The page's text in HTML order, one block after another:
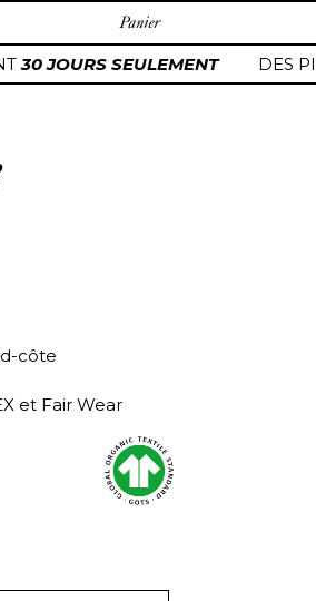
Panier
30 JOURS SEULEMENT DES
côte
et Fair Wear